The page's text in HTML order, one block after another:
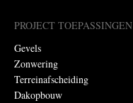
PROJECT TOEPASSINGEN
Gevels
Zonwering
Terreinafscheiding
Dakopbouw